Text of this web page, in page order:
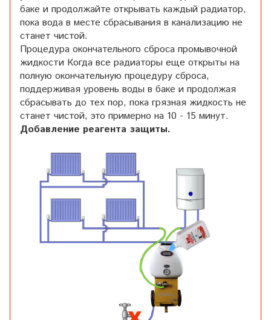
баке и продолжайте открывать каждый радиатор,
пока вода в месте сбрасывания в канализацию не
станет чистой.
Процедура окончательного сброса промывочной
жидкости Когда все радиаторы еще открыты на
полную окончательную процедуру сброса,
поддерживая уровень воды в баке и продолжая
сбрасывать до тех пор, пока грязная жидкость не
станет чистой, это примерно на 10 - 15 минут.
Добавление реагента защиты.